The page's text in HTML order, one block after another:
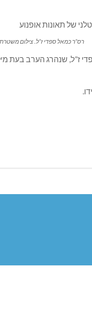
רס”ר כמאל ספדי ז”ל. צילום
ז”ל, שנהרג הערב בעת